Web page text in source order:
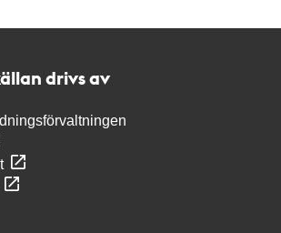
drivs av